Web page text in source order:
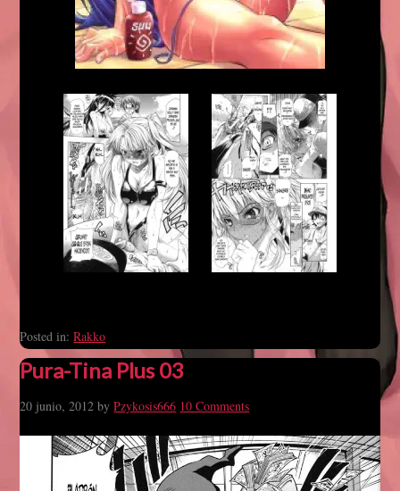
Posted in:Rakko
Pura-Tina Plus 03
20 junio, 2012 byPzykosis666 10 Comments